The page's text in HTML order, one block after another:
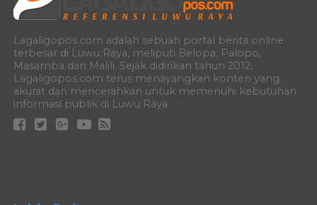
Lagaligopos.com adalah sebuah portal berita online
terbesar di Luwu Raya, meliputi Belopa, Palopo,
Masamba dan Malili. Sejak didirikan tahun 2012,
Lagaligopos.com terus menayangkan konten yang
akurat dan mencerahkan untuk memenuhi kebutuhan
informasi publik di Luwu Raya